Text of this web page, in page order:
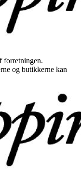
forretningen.
og butikkerne kan